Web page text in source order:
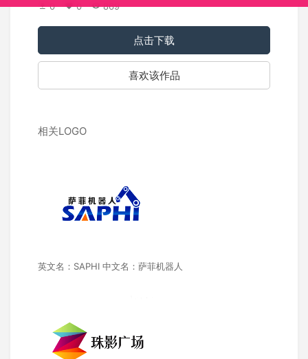
0 0 869
点击下载
喜欢该作品
相关LOGO
英文名：SAPHI 中文名：萨菲机器人